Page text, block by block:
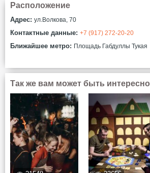
Расположение
Адрес: ул.Волкова, 70
Контактные данные: +7 (917) 272-20-20
Ближайшее метро: Площадь Габдуллы Тукая
Так же вам может быть интересно